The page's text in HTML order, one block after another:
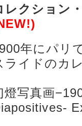
レクション
年にパリ
ライドのカ
燈写真画